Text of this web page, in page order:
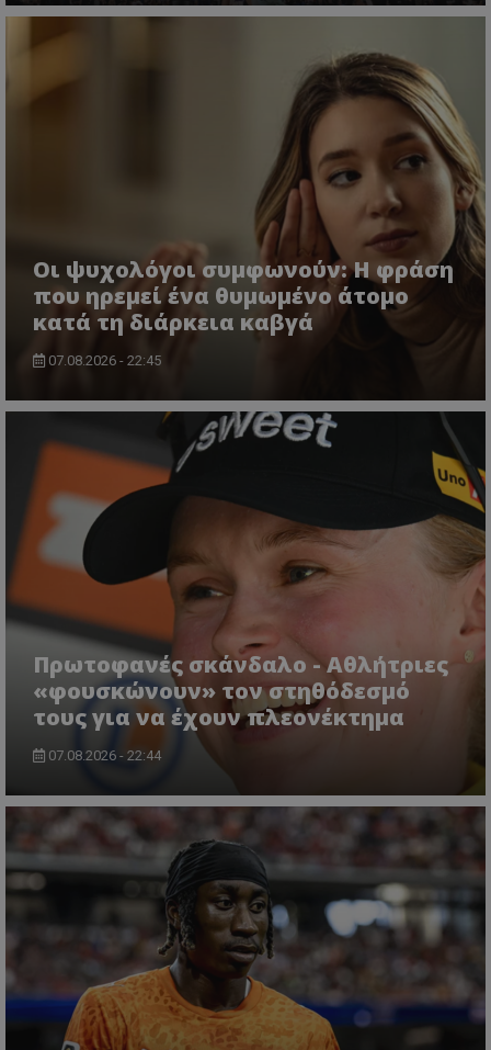
Οι ψυχολόγοι συμφωνούν: Η φράση
που ηρεμεί ένα θυμωμένο άτομο
κατά τη διάρκεια καβγά
07.08.2026 - 22:45
Πρωτοφανές σκάνδαλο - Aθλήτριες
«φουσκώνουν» τον στηθόδεσμό
τους για να έχουν πλεονέκτημα
07.08.2026 - 22:44